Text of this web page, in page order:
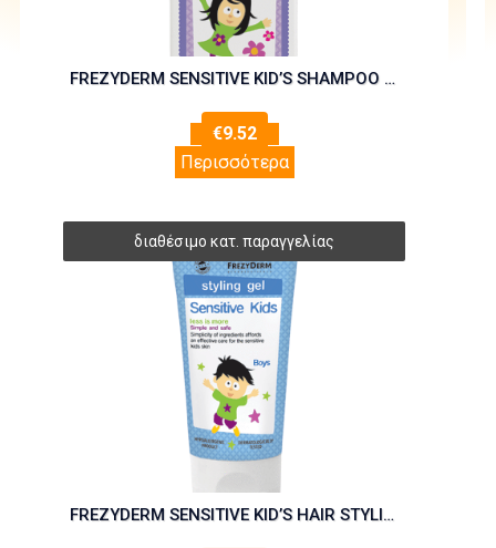
FREZYDERM SENSITIVE KID’S SHAMPOO GIRL 200ml
€9.52
Περισσότερα
FREZYDERM SENSITIVE KID’S HAIR STYLING GEL 100ml